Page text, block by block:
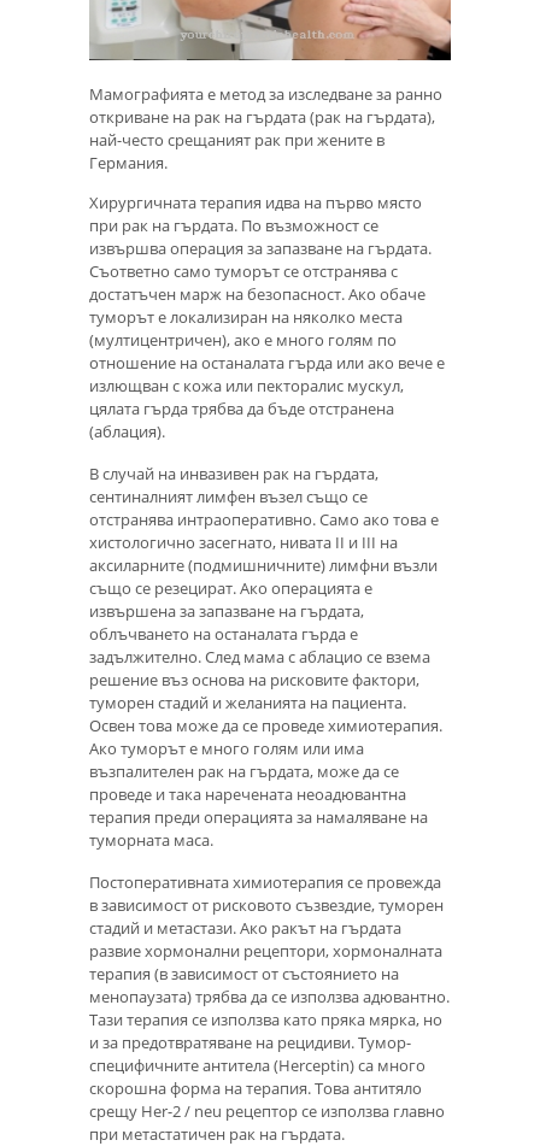
Мамографията е метод за изследване за ранно
откриване на рак на гърдата (рак на гърдата),
най-често срещаният рак при жените в
Германия.
Хирургичната терапия идва на първо място
при рак на гърдата. По възможност се
извършва операция за запазване на гърдата.
Съответно само туморът се отстранява с
достатъчен марж на безопасност. Ако обаче
туморът е локализиран на няколко места
(мултицентричен), ако е много голям по
отношение на останалата гърда или ако вече е
излющван с кожа или пекторалис мускул,
цялата гърда трябва да бъде отстранена
(аблация).
В случай на инвазивен рак на гърдата,
сентиналният лимфен възел също се
отстранява интраоперативно. Само ако това е
хистологично засегнато, нивата II и III на
аксиларните (подмишничните) лимфни възли
също се резецират. Ако операцията е
извършена за запазване на гърдата,
облъчването на останалата гърда е
задължително. След мама с аблацио се взема
решение въз основа на рисковите фактори,
туморен стадий и желанията на пациента.
Освен това може да се проведе химиотерапия.
Ако туморът е много голям или има
възпалителен рак на гърдата, може да се
проведе и така наречената неоадювантна
терапия преди операцията за намаляване на
туморната маса.
Постоперативната химиотерапия се провежда
в зависимост от рисковото съзвездие, туморен
стадий и метастази. Ако ракът на гърдата
развие хормонални рецептори, хормоналната
терапия (в зависимост от състоянието на
менопаузата) трябва да се използва адювантно.
Тази терапия се използва като пряка мярка, но
и за предотвратяване на рецидиви. Тумор-
специфичните антитела (Herceptin) са много
скорошна форма на терапия. Това антитяло
срещу Her-2 / neu рецептор се използва главно
при метастатичен рак на гърдата.